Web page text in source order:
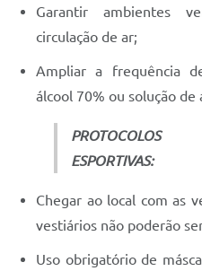
Garantir ambientes
circulação de ar;
Ampliar a frequência
álcool 70% ou solução de
ESPORTIVAS:
Chegar ao local com as
vestiários não poderão
Uso obrigatório de